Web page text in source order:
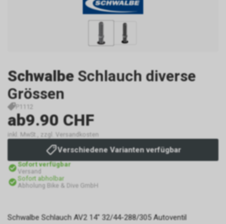
Schwalbe Schlauch diverse
Grössen
P1112
ab9.90 CHF
inkl. MwSt., zzgl. Versandkosten
Verschiedene Varianten verfügbar
Sofort verfügbar
Versand
Sofort abholbar
Abholung Bike & Dive GmbH
Schwalbe Schlauch AV2 14" 32/44-288/305 Autoventil